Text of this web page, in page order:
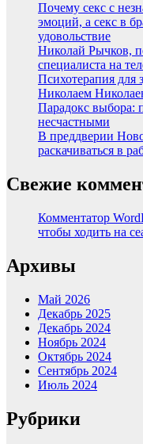
Почему секс с
эмоций, а секс в
удовольствие
Николай Рычков,
специалиста на
Психотерапия для
Николаем
Парадокс выбора:
несчастными
В преддверии
раскачиваться в
Свежие
Комментатор
чтобы ходить на
Архивы
Май 2026
Декабрь 2025
Декабрь 2024
Ноябрь 2024
Октябрь 2024
Сентябрь 2024
Июль 2024
Рубрики